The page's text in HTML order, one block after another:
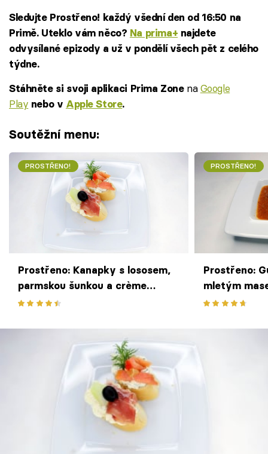
Sledujte Prostřeno! každý všední den od 16:50 na
Primě. Uteklo vám něco? Na prima+ najdete
odvysílané epizody a už v pondělí všech pět z celého
týdne.
Stáhněte si svoji aplikaci Prima Zone naGoogle
Play nebo v Apple Store.
Soutěžní menu:
PROSTŘENO!
Prostřeno: Kanapky s lososem,
parmskou šunkou a crème
fraîche pomazánkou
PROSTŘENO!
Prostřeno:
mletým